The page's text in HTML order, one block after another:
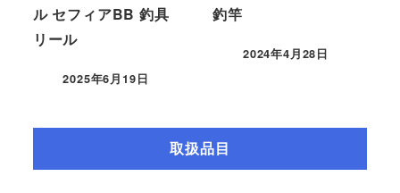
ル セフィアBB 釣具
リール
2025年6月19日
釣竿
2024年4月28日
取扱品目